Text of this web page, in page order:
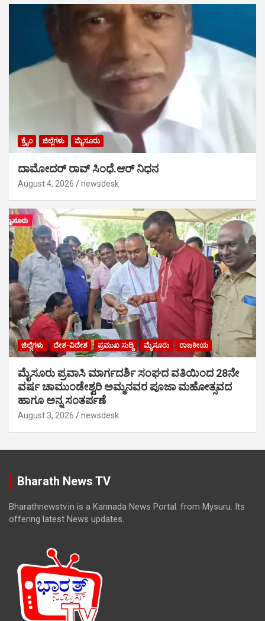
ಕ್ರೈಂ ಜಿಲ್ಲೆಗಳು ಮೈಸೂರು
ದಾಮೋದರ್ ರಾವ್ ಸಿಂಧೆ.ಆರ್ ನಿಧನ
August 4, 2026 newsdesk
ಜಿಲ್ಲೆಗಳು ದೇಶ-ವಿದೇಶ ಪ್ರಮುಖ ಸುದ್ದಿ ಮೈಸೂರು ರಾಜಕೀಯ
ಮೈಸೂರು ಪ್ರವಾಸಿ ಮಾರ್ಗದರ್ಶಿ ಸಂಘದ ವತಿಯಿಂದ 28ನೇ
ವರ್ಷ ಚಾಮುಂಡೇಶ್ವರಿ ಅಮ್ಮನವರ ಪೂಜಾ ಮಹೋತ್ಸವದ
ಹಾಗೂ ಅನ್ನ ಸಂತರ್ಪಣೆ
August 3, 2026 newsdesk
Bharath News TV
Bharathnewstv.in is a Kannada News Portal. from Mysuru. Its
offering latest News updates.